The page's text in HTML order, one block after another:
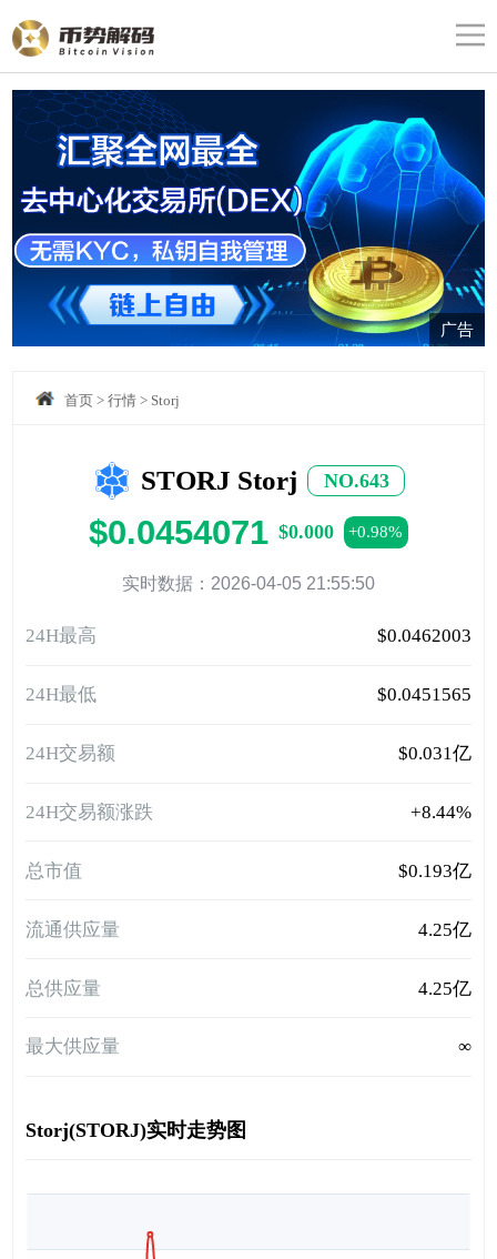
广告
首页> 行情> Storj
STORJ Storj NO.643
$0.0454071 $0.000 +0.98%
实时数据：2026-04-05 21:55:50
24H最高 $0.0462003
24H最低 $0.0451565
24H交易额 $0.031亿
24H交易额涨跌 +8.44%
总市值 $0.193亿
流通供应量 4.25亿
总供应量 4.25亿
最大供应量 ∞
Storj(STORJ)实时走势图